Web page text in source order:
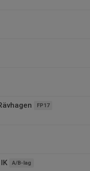
FP17
A/B-lag